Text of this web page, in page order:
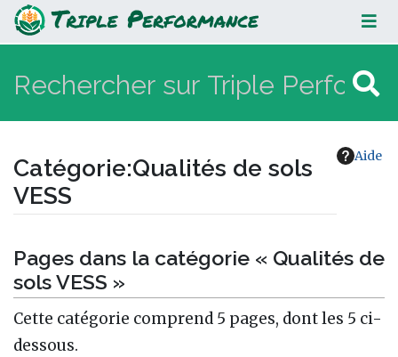
Qualités de sols VESS
Aide
Catégorie:Qualités de sols
VESS
Pages dans la catégorie « Qualités de
sols VESS »
Cette catégorie comprend 5 pages, dont les 5 ci-
dessous.